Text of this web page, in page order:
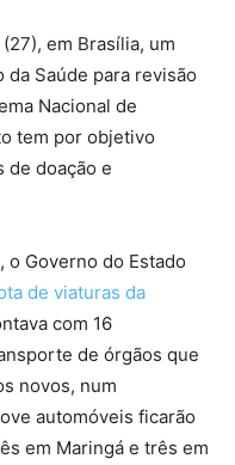
em Brasília, um
Saúde para revisão
Nacional de
tem por objetivo
de doação e
o Governo do Estado
de viaturas da
com 16
de órgãos que
novos, num
automóveis ficarão
em Maringá e três em